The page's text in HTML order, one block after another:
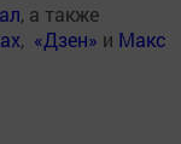
, а также
, «Дзен» и Макс